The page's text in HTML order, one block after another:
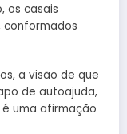
os casais
conformados
a visão de que
de autoajuda,
uma afirmação